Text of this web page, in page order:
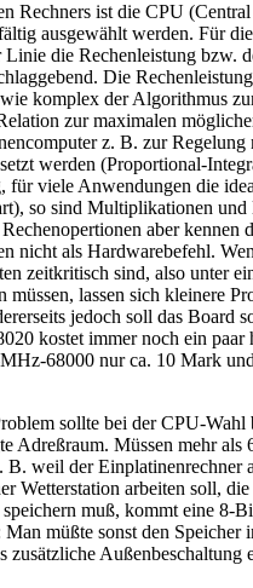
Rechners ist die CPU
ausgewählt werden. Für
die Rechenleistung bzw.
Die
wie komplex der Algorithmus
zur maximalen
z. B. zur
werden (Proportional-
für viele Anwendungen die
so sind Multiplikationen
aber kennen
nicht als Hardwarebefehl.
zeitkritisch sind, also unter
lassen sich kleinere
jedoch soll das Board
kostet immer noch ein paar
68000 nur ca. 10 Mark
sollte bei der CPU-Wahl
Adreßraum. Müssen mehr als
B. weil der Einplatinenrechner
Wetterstation arbeiten soll, die
muß, kommt eine 8-
müßte sonst den Speicher
zusätzliche Außenbeschaltung